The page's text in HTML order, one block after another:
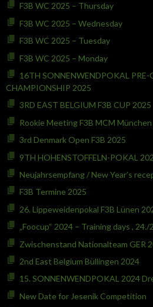
F3B WC 2025 – Thursday
F3B WC 2025 – Wednesday
F3B WC 2025 – Tuesday
F3B WC 2025 – Monday
16TH SONNENWENDPOKAL
CHAMPIONSHIP 2025
3RD EAST BELGIUM F3B CUP 2025
Rookie Meeting F3B MCM
3rd Denmark Open F3B 2025
9TH HOHENSTOFFELN-POKAL
Neujahrsempfang / New Year’s
F3B Termine 2025
26. Lippeweidenpokal F3B Lünen
„Foocup“ 2024 – Training days , 24./
Zwischenstand Nationalteam GER
2nd East Belgium Büllingen 2024
15. SONNENWENDPOKAL 2024
New Date for Jesenik Competition